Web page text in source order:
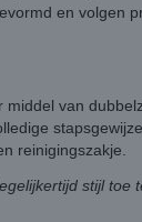
en volgen
van
stapsgewijze
reinigingszakje.
stijl toe